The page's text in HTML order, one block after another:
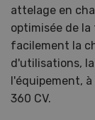
attelage en
optimisée de
facilement la
d'utilisations,
l'équipement,
360 CV.